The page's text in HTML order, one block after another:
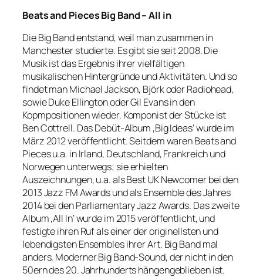
Beats and Pieces Big Band – All in
Die Big Band entstand, weil man zusammen in
Manchester studierte. Es gibt sie seit 2008. Die
Musik ist das Ergebnis ihrer vielfältigen
musikalischen Hintergründe und Aktivitäten. Und so
findet man Michael Jackson, Björk oder Radiohead,
sowie Duke Ellington oder Gil Evans in den
Kopmpositionen wieder. Komponist der Stücke ist
Ben Cottrell. Das Debüt-Album ‚Big Ideas‘ wurde im
März 2012 veröffentlicht. Seitdem waren Beats and
Pieces u.a. in Irland, Deutschland, Frankreich und
Norwegen unterwegs; sie erhielten
Auszeichnungen, u.a. als Best UK Newcomer bei den
2013 Jazz FM Awards und als Ensemble des Jahres
2014 bei den Parliamentary Jazz Awards. Das zweite
Album ‚All In‘ wurde im 2015 veröffentlicht, und
festigte ihren Ruf als einer der originellsten und
lebendigsten Ensembles ihrer Art. Big Band mal
anders. Moderner Big Band-Sound, der nicht in den
50ern des 20. Jahrhunderts hängengeblieben ist.